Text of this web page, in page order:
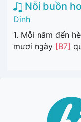
Nỗi buồn
Dinh
1. Mỗi năm đến
mươi ngày [B7]